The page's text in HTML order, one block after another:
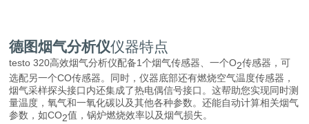
德图烟气分析仪仪器特点
testo 320高效烟气分析仪配备1个烟气传感器、一个O2传感器，可
选配另一个CO传感器。同时，仪器底部还有燃烧空气温度传感器，
烟气采样探头接口内还集成了热电偶信号接口。这帮助您实现同时测
量温度，氧气和一氧化碳以及其他各种参数。还能自动计算相关烟气
参数，如CO2值，锅炉燃烧效率以及烟气损失。